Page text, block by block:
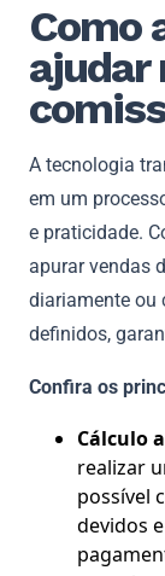
Como
ajudar
A tecnologia
em um
e praticidade.
apurar vendas
diariamente ou
definidos,
Confira os
Cálculo
realizar
possível
devidos